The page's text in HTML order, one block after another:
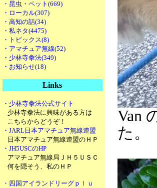
・昆虫・ペット(669)
・ローカル(307)
・高知の話(34)
・私ネタ(4475)
・トピックス(8)
・アマチュア無線(52)
・少林寺拳法(349)
・お知らせ(18)
Links
・少林寺拳法公式サイト
少林寺拳法に興味がある方は
こちらからどうぞ！
・JARL日本アマチュア無線連盟
日本アマチュア無線連盟のＨＰ
・JH5USCのHP
アマチュア無線局ＪＨ５ＵＳＣ
何を隠そう、私のＨＰ
・四国アイランドリーグｐｌｕ
Van
た。